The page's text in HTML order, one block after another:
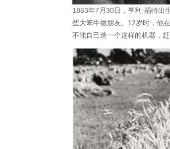
1863年7月30日，亨利·福特出
些大笨牛做朋友。12岁时，他
不能自己造一个这样的机器，